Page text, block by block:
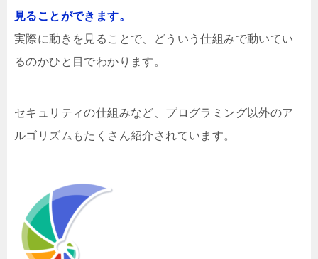
見ることができます。
実際に動きを見ることで、どういう仕組みで動いてい
るのかひと目でわかります。
セキュリティの仕組みなど、プログラミング以外のア
ルゴリズムもたくさん紹介されています。